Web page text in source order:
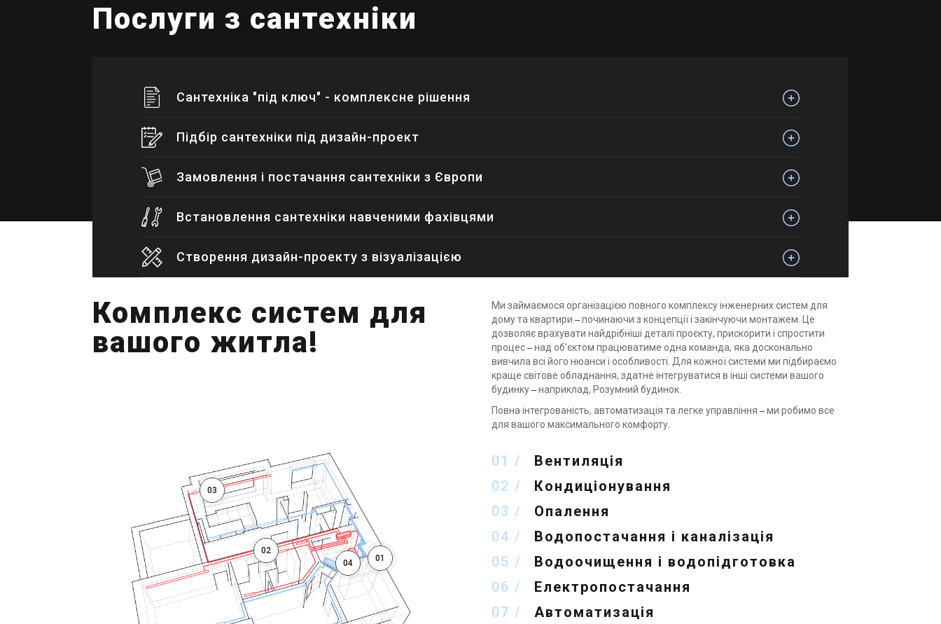
Послуги з сантехніки
Сантехніка "під ключ" - комплексне рішення
Підбір сантехніки під дизайн-проект
Замовлення і постачання сантехніки з Європи
Встановлення сантехніки навченими фахівцями
Створення дизайн-проекту з візуалізацією
Комплекс систем для
вашого житла!
Ми займаємося організацією повного комплексу інженерних систем для
дому та квартири –починаючи з концепції і закінчуючи монтажем. Це
дозволяє врахувати найдрібніші деталі проєкту, прискорити і спростити
процес–над об'єктом працюватиме одна команда, яка досконально
вивчила всі його нюанси і особливості. Для кожної системи ми підбираємо
краще світове обладнання, здатне інтегруватися в інші системи вашого
будинку–наприклад, Розумний будинок.
Повна інтегрованість, автоматизація та легке управління –ми робимо все
для вашого максимального комфорту.
01
02
03
04
01
Вентиляція
02
Кондиціонування
03
Опалення
04
Водопостачання і каналізація
05
Водоочищення і водопідготовка
06
Електропостачання
07
Автоматизація